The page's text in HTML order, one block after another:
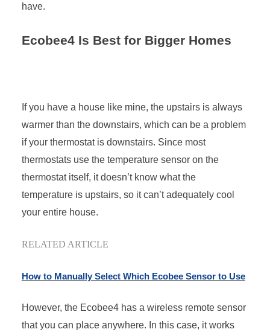
have.
Ecobee4 Is Best for Bigger Homes
If you have a house like mine, the upstairs is always
warmer than the downstairs, which can be a problem
if your thermostat is downstairs. Since most
thermostats use the temperature sensor on the
thermostat itself, it doesn’t know what the
temperature is upstairs, so it can’t adequately cool
your entire house.
RELATED ARTICLE
How to Manually Select Which Ecobee Sensor to Use
However, the Ecobee4 has a wireless remote sensor
that you can place anywhere. In this case, it works